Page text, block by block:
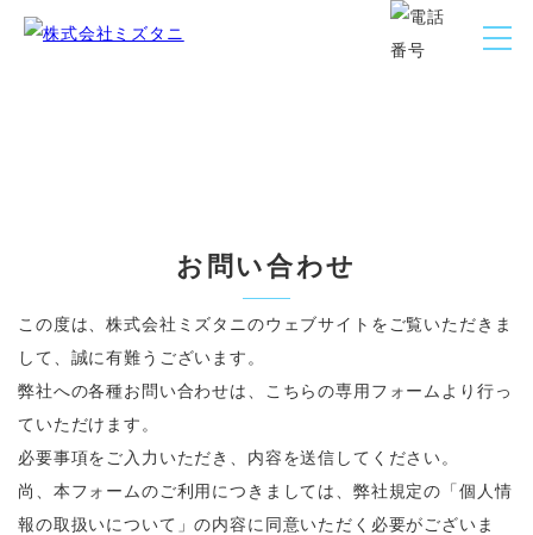
お問い合わせ
この度は、株式会社ミズタニのウェブサイトをご覧いただきま
して、誠に有難うございます。
弊社への各種お問い合わせは、こちらの専用フォームより行っ
ていただけます。
必要事項をご入力いただき、内容を送信してください。
尚、本フォームのご利用につきましては、弊社規定の「個人情
報の取扱いについて」の内容に同意いただく必要がございま